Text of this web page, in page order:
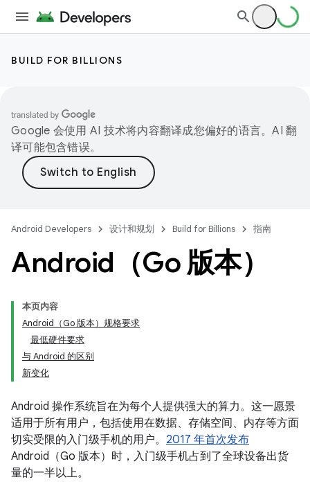
BUILD FOR BILLIONS
Google 会使用 AI 技术将内容翻译成您偏好的语言。AI 翻
译可能包含错误。
Android Developers 设计和规划 Build for Billions 指南
Android（Go 版本）
本页内容
Android（Go 版本）规格要求
最低硬件要求
与 Android 的区别
新变化
Android 操作系统旨在为每个人提供强大的算力。这一愿景
适用于所有用户，包括使用在数据、存储空间、内存等方面
切实受限的入门级手机的用户。 2017 年首次发布
Android（Go 版本）时，入门级手机占到了全球设备出货
量的一半以上。